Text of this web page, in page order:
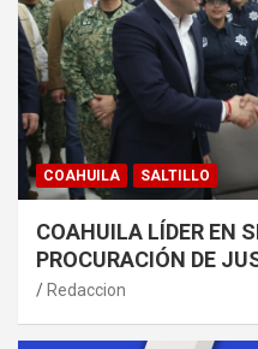
COAHUILA SALTILLO
COAHUILA LÍDER EN
PROCURACIÓN DE
Redaccion